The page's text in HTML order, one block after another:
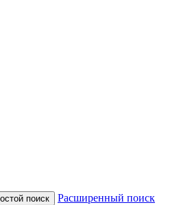
Расширенный поиск